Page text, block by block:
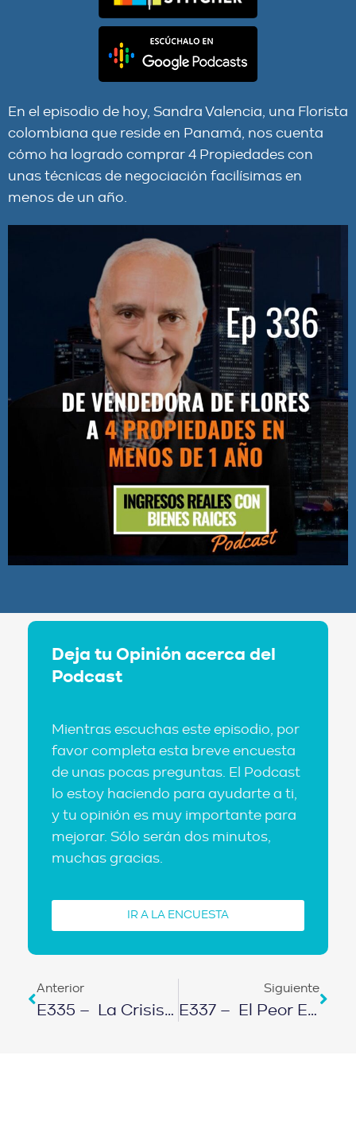
En el episodio de hoy, Sandra Valencia, una Florista
colombiana que reside en Panamá, nos cuenta
cómo ha logrado comprar 4 Propiedades con
unas técnicas de negociación facilísimas en
menos de un año.
Deja tu Opinión acerca del
Podcast
Mientras escuchas este episodio, por
favor completa esta breve encuesta
de unas pocas preguntas. El Podcast
lo estoy haciendo para ayudarte a ti,
y tu opinión es muy importante para
mejorar. Sólo serán dos minutos,
muchas gracias.
IR A LA ENCUESTA
Anterior
E335 – La Crisis Hipotecaria Ya Está Aquí: ¿Cuándo Bajarán Los Precios En 2022?
Siguiente
E337 – El Peor Error De Los Empresarios Con @Emprendeduros